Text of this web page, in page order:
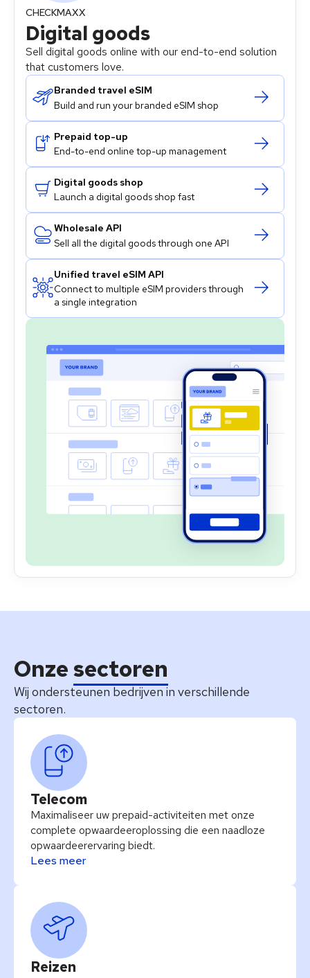
CHECKMAXX
Digital goods
Sell digital goods online with our end-to-end solution
that customers love.
Branded travel eSIM
Build and run your branded eSIM shop
Prepaid top-up
End-to-end online top-up management
Digital goods shop
Launch a digital goods shop fast
Wholesale API
Sell all the digital goods through one API
Unified travel eSIM API
Connect to multiple eSIM providers through
a single integration
Onzesectoren
Wij ondersteunen bedrijven in verschillende
sectoren.
Telecom
Maximaliseer uw prepaid-activiteiten met onze
complete opwaardeeroplossing die een naadloze
opwaardeerervaring biedt.
Lees meer
Reizen